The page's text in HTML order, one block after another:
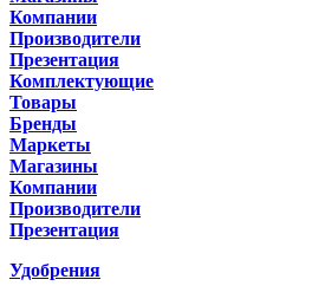
Компании
Производители
Презентация
Комплектующие
Товары
Бренды
Маркеты
Магазины
Компании
Производители
Презентация
Удобрения